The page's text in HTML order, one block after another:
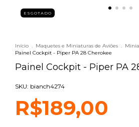
ESGOTADO
Início . Maquetes e Miniaturas de Aviões .
Painel Cockpit - Piper PA 28 Cherokee
Painel Cockpit - Piper PA
SKU: bianch4274
R$189,00